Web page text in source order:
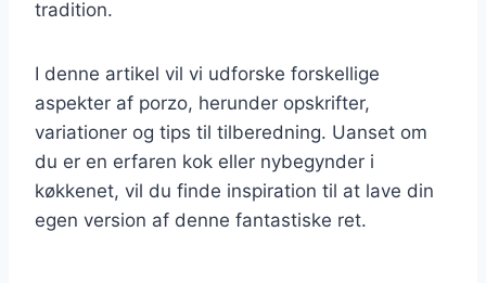
tradition.
I denne artikel vil vi udforske forskellige
aspekter af porzo, herunder opskrifter,
variationer og tips til tilberedning. Uanset om
du er en erfaren kok eller nybegynder i
køkkenet, vil du finde inspiration til at lave din
egen version af denne fantastiske ret.